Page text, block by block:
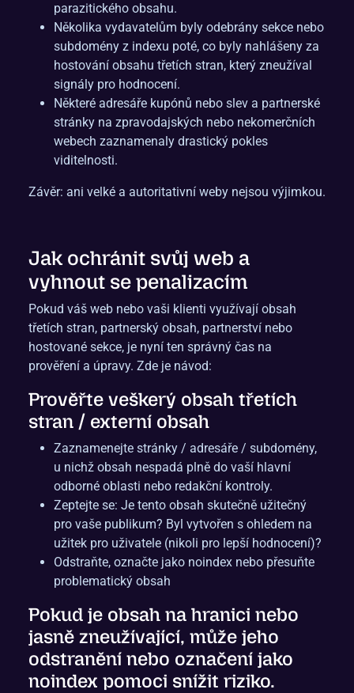
parazitického obsahu.
Několika vydavatelům byly odebrány sekce nebo
subdomény z indexu poté, co byly nahlášeny za
hostování obsahu třetích stran, který zneužíval
signály pro hodnocení.
Některé adresáře kupónů nebo slev a partnerské
stránky na zpravodajských nebo nekomerčních
webech zaznamenaly drastický pokles
viditelnosti.
Závěr: ani velké a autoritativní weby nejsou výjimkou.
Jak ochránit svůj web a
vyhnout se penalizacím
Pokud váš web nebo vaši klienti využívají obsah
třetích stran, partnerský obsah, partnerství nebo
hostované sekce, je nyní ten správný čas na
prověření a úpravy. Zde je návod:
Prověřte veškerý obsah třetích
stran / externí obsah
Zaznamenejte stránky / adresáře / subdomény,
u nichž obsah nespadá plně do vaší hlavní
odborné oblasti nebo redakční kontroly.
Zeptejte se: Je tento obsah skutečně užitečný
pro vaše publikum? Byl vytvořen s ohledem na
užitek pro uživatele (nikoli pro lepší hodnocení)?
Odstraňte, označte jako noindex nebo přesuňte
problematický obsah
Pokud je obsah na hranici nebo
jasně zneužívající, může jeho
odstranění nebo označení jako
noindex pomoci snížit riziko.